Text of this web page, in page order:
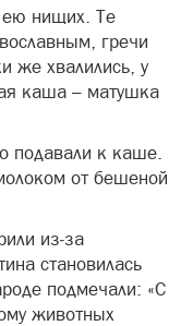
ею нищих. Те
гречи
же хвалились, у
каша – матушка
подавали к каше.
от бешеной
из‑за
становилась
подмечали: «С
животных